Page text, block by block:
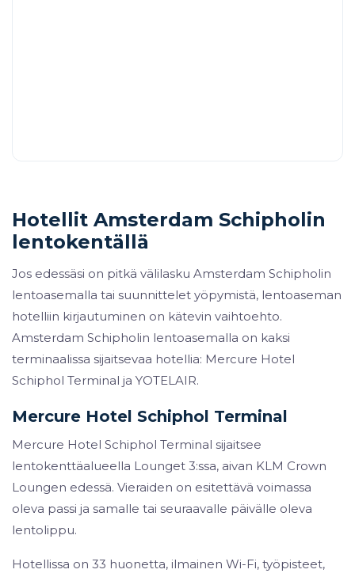
Hotellit Amsterdam Schipholin
lentokentällä
Jos edessäsi on pitkä välilasku Amsterdam Schipholin
lentoasemalla tai suunnittelet yöpymistä, lentoaseman
hotelliin kirjautuminen on kätevin vaihtoehto.
Amsterdam Schipholin lentoasemalla on kaksi
terminaalissa sijaitsevaa hotellia: Mercure Hotel
Schiphol Terminal ja YOTELAIR.
Mercure Hotel Schiphol Terminal
Mercure Hotel Schiphol Terminal sijaitsee
lentokenttäalueella Lounget 3:ssa, aivan KLM Crown
Loungen edessä. Vieraiden on esitettävä voimassa
oleva passi ja samalle tai seuraavalle päivälle oleva
lentolippu.
Hotellissa on 33 huonetta, ilmainen Wi-Fi, työpisteet,